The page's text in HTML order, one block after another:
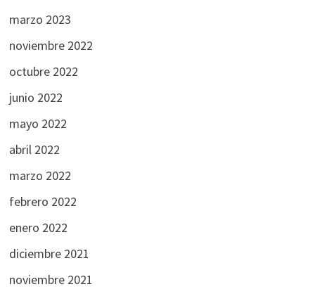
marzo 2023
noviembre 2022
octubre 2022
junio 2022
mayo 2022
abril 2022
marzo 2022
febrero 2022
enero 2022
diciembre 2021
noviembre 2021